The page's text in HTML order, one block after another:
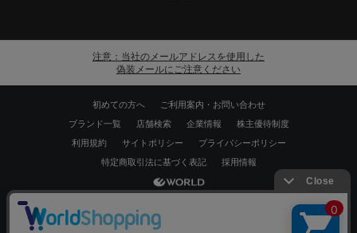
絞り込む
注意：当社のメールアドレスを使用した
偽装メールにご注意ください
初めての方へ
ご利用案内・お問い合わせ
ブランド一覧
店舗検索 企業情報
株主優待制度
利用規約
サイトポリシー
プライバシーポリシー
特定商取引法に基づく表記
採用情報